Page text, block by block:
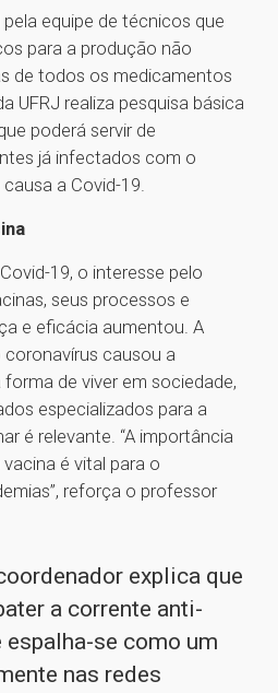
equipe de técnicos que
para a produção não
de todos os medicamentos
UFRJ realiza pesquisa básica
poderá servir de
já infectados com o
causa a Covid-19.
19, o interesse pelo
seus processos e
e eficácia aumentou. A
causou a
de viver em sociedade,
especializados para a
é relevante. “A importância
é vital para o
reforça o professor
explica que
a corrente anti-
espalha-se como um
nas redes